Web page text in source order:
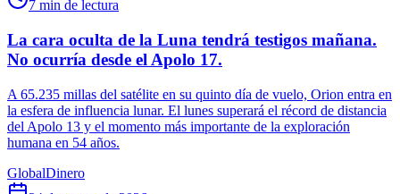
7 min de lectura
La cara oculta de la Luna tendrá testigos mañana.
No ocurría desde el Apolo 17.
A 65.235 millas del satélite en su quinto día de vuelo, Orion entra en
la esfera de influencia lunar. El lunes superará el récord de distancia
del Apolo 13 y el momento más importante de la exploración
humana en 54 años.
GlobalDinero